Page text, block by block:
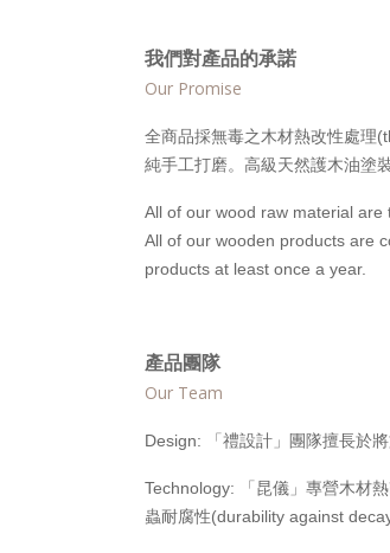
我們對產品的承諾
Our Promise
全商品採無毒之木材熱改性處理
純手工打磨。高級天然護木油塗
All of our wood raw material
All of our wooden products are
products at least once a year.
產品團隊
Our Team
Design: 「禮設計」團隊擅長於
Technology: 「昆儀」專營木材
蟲耐腐性(durability against